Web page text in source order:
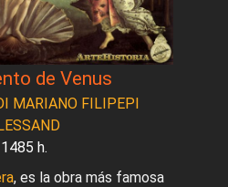
de Venus
MARIANO FILIPEPI
1485 h.
, es la obra más famosa